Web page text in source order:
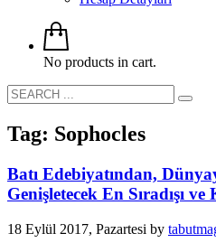
No products in cart.
Tag: Sophocles
Batı Edebiyatından,
Genişletecek En Sıradışı
18 Eylül 2017, Pazartesi by